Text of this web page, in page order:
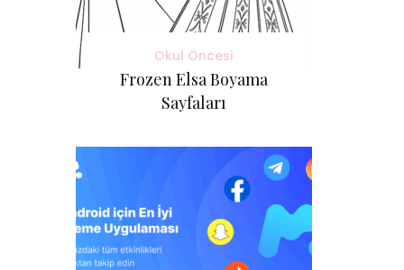
Okul Öncesi
Frozen Elsa Boyama
Sayfaları